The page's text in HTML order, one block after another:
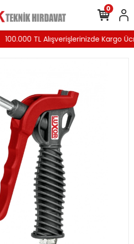
100.000 TL Alışverişlerinizde Kargo
0